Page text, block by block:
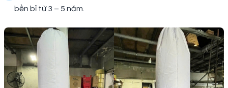
bền bỉ từ 3 – 5 năm.